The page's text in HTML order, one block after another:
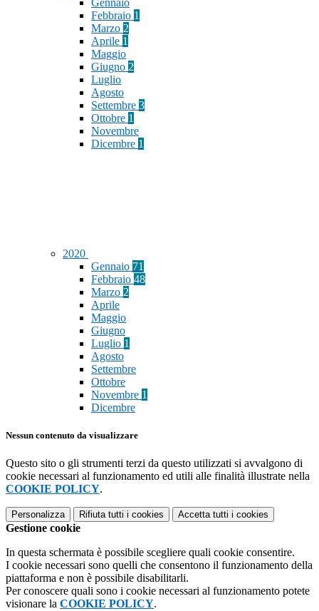
Gennaio
Febbraio 1
Marzo 2
Aprile 1
Maggio
Giugno 2
Luglio
Agosto
Settembre 3
Ottobre 1
Novembre
Dicembre 1
2020
Gennaio 71
Febbraio 48
Marzo 2
Aprile
Maggio
Giugno
Luglio 1
Agosto
Settembre
Ottobre
Novembre 1
Dicembre
Nessun contenuto da visualizzare
Questo sito o gli strumenti terzi da questo utilizzati si avvalgono di
cookie necessari al funzionamento ed utili alle finalità illustrate nella
COOKIE POLICY.
Personalizza Rifiuta tutti i cookies Accetta tutti i cookies
Gestione cookie
In questa schermata è possibile scegliere quali cookie consentire.
I cookie necessari sono quelli che consentono il funzionamento della
piattaforma e non è possibile disabilitarli.
Per conoscere quali sono i cookie necessari al funzionamento potete
visionare la COOKIE POLICY.